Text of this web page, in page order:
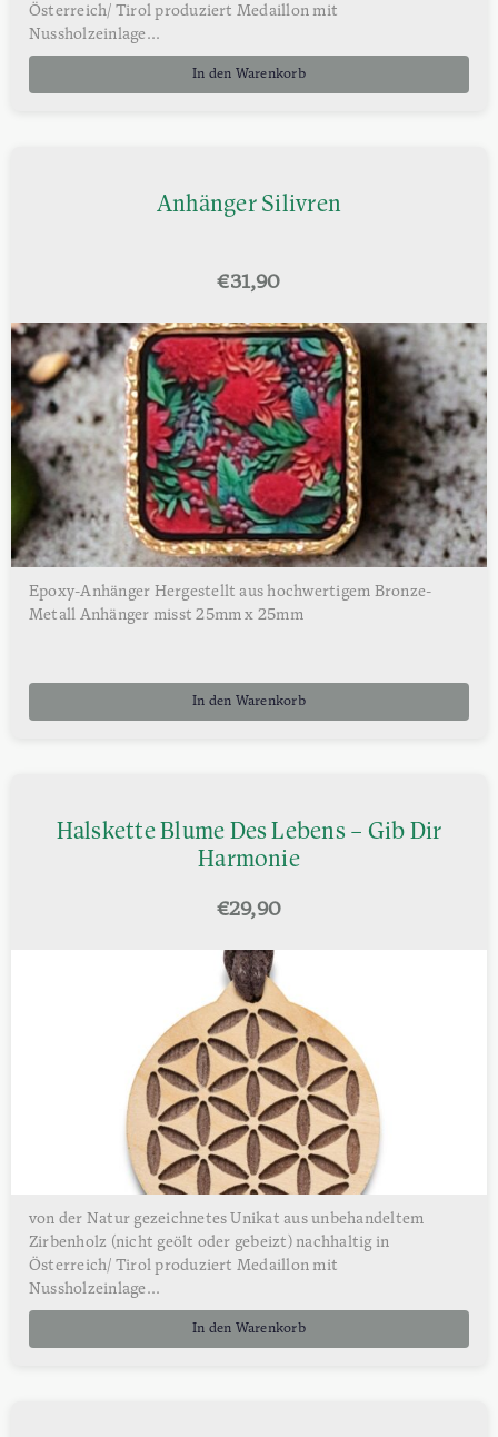
Österreich/ Tirol produziert Medaillon mit
Nussholzeinlage...
In den Warenkorb
Anhänger Silivren
€31,90
Epoxy-Anhänger Hergestellt aus hochwertigem Bronze-
Metall Anhänger misst 25mm x 25mm
In den Warenkorb
Halskette Blume Des Lebens – Gib Dir
Harmonie
€29,90
von der Natur gezeichnetes Unikat aus unbehandeltem
Zirbenholz (nicht geölt oder gebeizt) nachhaltig in
Österreich/ Tirol produziert Medaillon mit
Nussholzeinlage...
In den Warenkorb